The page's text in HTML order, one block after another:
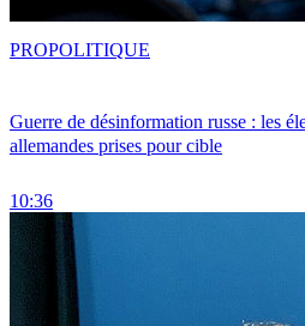
Guerre de désinformation russe : les
allemandes prises pour cible
10:36
PROPOLITIQUE